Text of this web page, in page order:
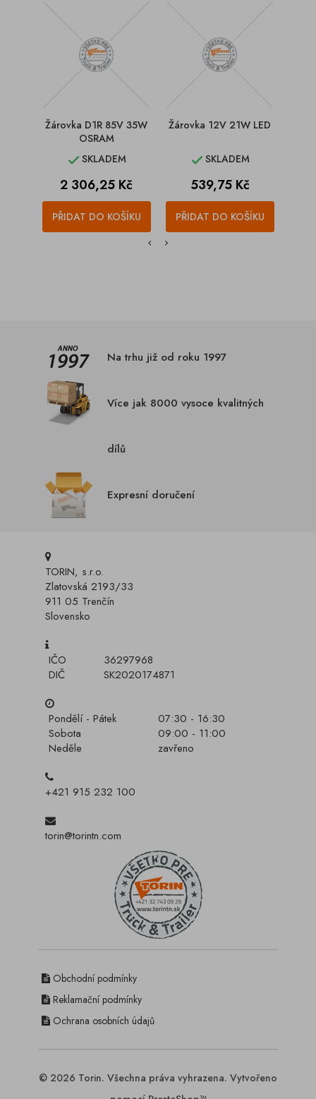
Žárovka D1R 85V 35W
OSRAM
SKLADEM
Cena
2 306,25 Kč
PŘIDAT DO KOŠÍKU
Žárovka 12V 21W LED
SKLADEM
Cena
539,75 Kč
PŘIDAT DO KOŠÍKU
Na trhu již od roku 1997
Více jak 8000 vysoce kvalitných
dílů
Expresní doručení
TORIN, s.r.o.
Zlatovská 2193/33
911 05 Trenčín
Slovensko
IČO
36297968
DIČ
SK2020174871
Pondělí - Pátek
07:30 - 16:30
Sobota
09:00 - 11:00
Neděle
zavřeno
+421 915 232 100
torin@torintn.com
Obchodní podmínky
Reklamační podmínky
Ochrana osobních údajů
© 2026 Torin. Všechna práva vyhrazena. Vytvořeno